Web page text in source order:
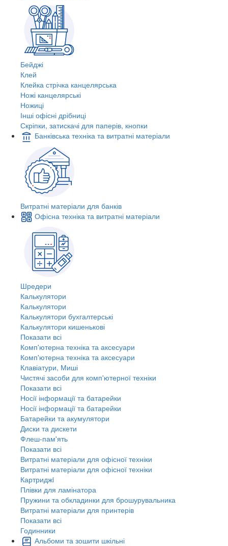
Бейджі
Клей
Клейка стрічка канцелярська
Ножі канцелярські
Ножиці
Інші офісні дрібниці
Скріпки, затискачі для паперів, кнопки
Банківська техніка та витратні матеріали
Витратні матеріали для банків
Офісна техніка та витратні матеріали
Шредери
Калькулятори
Калькулятори
Калькулятори бухгалтерські
Калькулятори кишенькові
Показати всі
Комп'ютерна техніка та аксесуари
Комп'ютерна техніка та аксесуари
Клавіатури, Миші
Чистячі засоби для комп'ютерної техніки
Показати всі
Носії інформації та батарейки
Носії інформації та батарейки
Батарейки та акумулятори
Диски та дискети
Флеш-пам'ять
Показати всі
Витратні матеріали для офісної техніки
Витратні матеріали для офісної техніки
Картриджi
Плівки для ламінатора
Пружини та обкладинки для брошурувальника
Витратні матеріали для принтерів
Показати всі
Годинники
Альбоми та зошити шкільні